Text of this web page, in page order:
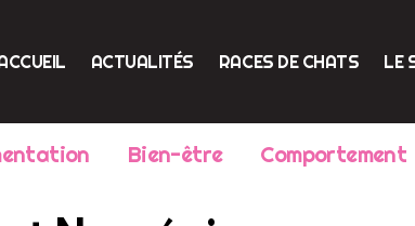
ACTUALITÉS RACES DE CHATS LE
Bien-être Comportement